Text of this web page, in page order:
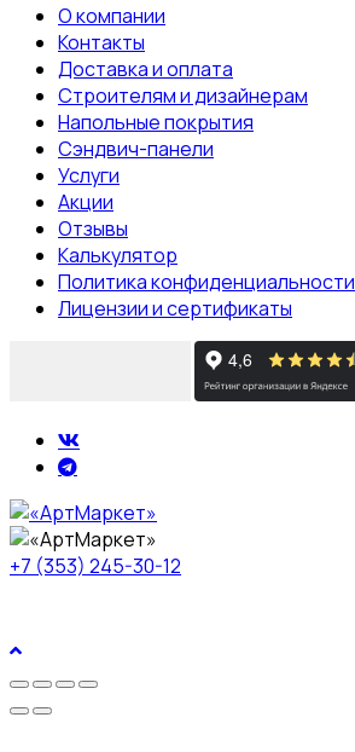
О компании
Контакты
Доставка и оплата
Строителям и дизайнерам
Напольные покрытия
Сэндвич-панели
Услуги
Акции
Отзывы
Калькулятор
Политика конфиденциальности
Лицензии и сертификаты
+7 (353) 245-30-12